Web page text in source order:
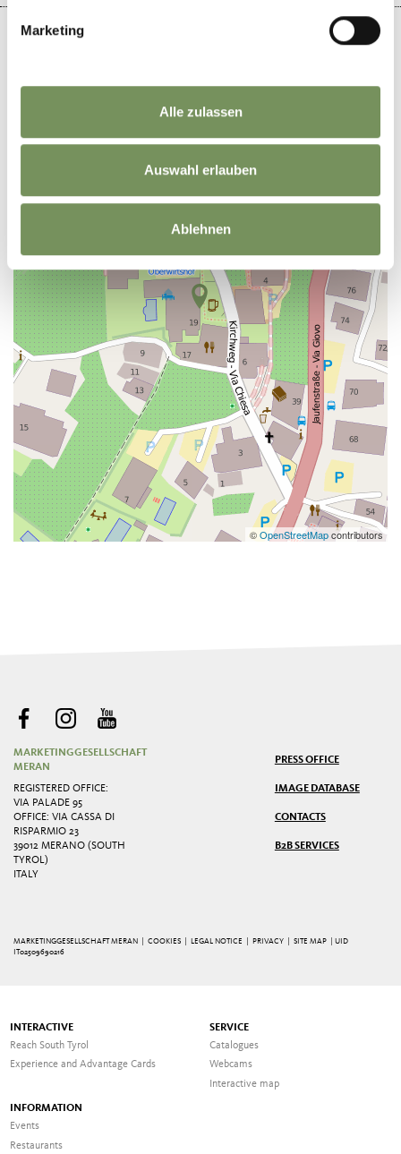
Marketing
Alle zulassen
Auswahl erlauben
Ablehnen
©OpenStreetMapcontributors
MARKETINGGESELLSCHAFT
MERAN
REGISTERED OFFICE:
VIA PALADE 95
OFFICE: VIA CASSA DI
RISPARMIO 23
39012 MERANO (SOUTH
TYROL)
ITALY
PRESS OFFICE
IMAGE DATABASE
CONTACTS
B2B SERVICES
MARKETINGGESELLSCHAFT MERAN | COOKIES LEGAL NOTICE PRIVACY |SITE MAP
| UID
IT02509690216
INTERACTIVE
Reach South Tyrol
Experience and Advantage Cards
SERVICE
Catalogues
Webcams
Interactive map
INFORMATION
Events
Restaurants